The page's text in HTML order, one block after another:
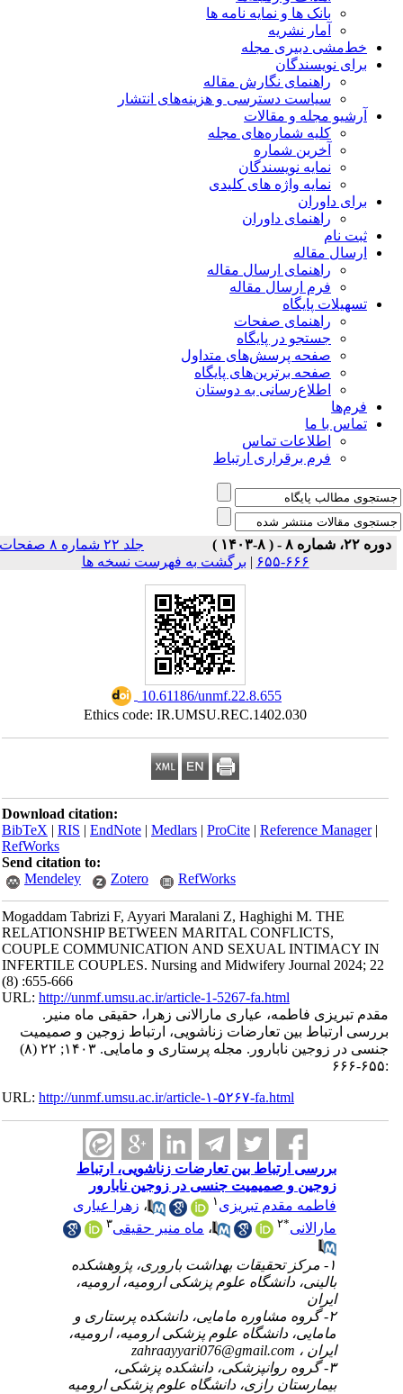
بانک ها و نمایه نامه ها
آمار نشریه
خط‌مشی دبیری مجله
برای نویسندگان
راهنمای نگارش مقاله
سیاست دسترسی و هزینه‌های انتشار
آرشیو مجله و مقالات
کلیه شماره‌های مجله
آخرین شماره
نمایه نویسندگان
نمایه واژه های کلیدی
برای داوران
راهنمای داوران
ثبت نام
ارسال مقاله
راهنمای ارسال مقاله
فرم ارسال مقاله
تسهیلات پایگاه
راهنمای صفحات
جستجو در پایگاه
صفحه پرسش‌های متداول
صفحه برترین‌های پایگاه
اطلاع‌رسانی به دوستان
فرم‌ها
تماس با ما
اطلاعات تماس
فرم برقراری ارتباط
دوره ۲۲، شماره ۸ - ( ۸-۱۴۰۳ )
جلد ۲۲ شماره ۸ صفحات
۶۶۶-۶۵۵
| برگشت به فهرست نسخه ها
‎ 10.61186/unmf.22.8.655
Ethics code: IR.UMSU.REC.1402.030
Download citation:
BibTeX|RIS|EndNote|Medlars|ProCite|Reference Manager
RefWorks
Send citation to:
Mendeley
Zotero RefWorks
Mogaddam Tabrizi F, Ayyari Maralani Z, Haghighi M. THE
RELATIONSHIP BETWEEN MARITAL CONFLICTS,
COUPLE COMMUNICATION AND SEXUAL INTIMACY IN
INFERTILE COUPLES. Nursing and Midwifery Journal 2024; 22
(8) :655-666
URL:http://unmf.umsu.ac.ir/article-1-5267-fa.html
مقدم تبریزی فاطمه، عیاری مارالانی زهرا، حقیقی ماه منیر.
بررسی ارتباط بین تعارضات زناشویی، ارتباط زوجین و صمیمیت
جنسی در زوجین نابارور. مجله پرستاری و مامایی. ۱۴۰۳; ۲۲ (۸)
URL:http://unmf.umsu.ac.ir/article-۱-۵۲۶۷-fa.html
بررسی ارتباط بین تعارضات زناشویی، ارتباط
زوجین و صمیمیت جنسی در زوجین نابارور
فاطمه مقدم تبریزی۱ ،زهرا عیاری
مارالانی
۲ ،ماه منیر حقیقی
۱- مرکز تحقیقات بهداشت باروری، پژوهشکده
بالینی، دانشگاه علوم پزشکی ارومیه، ارومیه،
ایران
۲- گروه مشاوره مامایی، دانشکده پرستاری و
مامایی، دانشگاه علوم پزشکی ارومیه، ارومیه،
ایران ، zahraayyari076@gmail.com
۳- گروه روانپزشکی، دانشکده پزشکی،
بیمارستان رازی، دانشگاه علوم پزشکی ارومیه